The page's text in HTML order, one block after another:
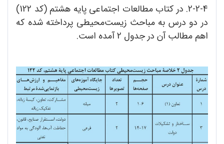
2-2-4. در کتاب مطالعات اجتماعی پایه هشتم (کد 122)
در دو درس به مباحث زیست‌محیطی پرداخته شده که
اهم مطالب آن در جدول 2 آمده است.